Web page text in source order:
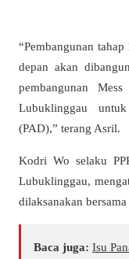
“Pembangunan
depan akan
pembangunan
Lubuklinggau
(PAD),” terang Asril.
Kodri Wo selaku
Lubuklinggau,
dilaksanakan
Baca juga: Isu